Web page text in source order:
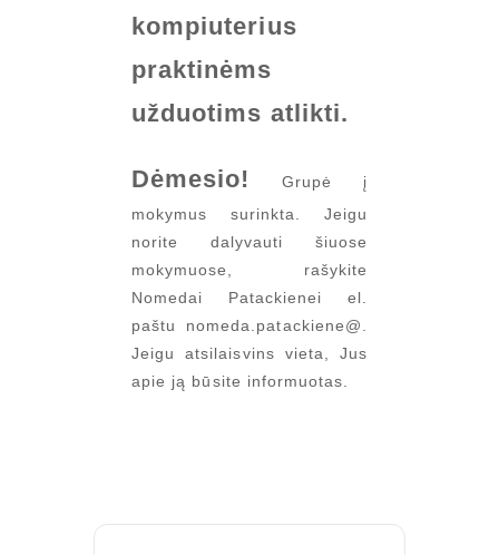
kompiuterius
praktinėms
užduotims atlikti.
Dėmesio!
Grupė į
mokymus surinkta. Jeigu
norite dalyvauti šiuose
mokymuose, rašykite
Nomedai Patackienei el.
paštu nomeda.patackiene@.
Jeigu atsilaisvins vieta, Jus
apie ją būsite informuotas.